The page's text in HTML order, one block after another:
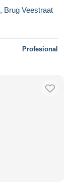
Brug Veestraat
Profesional